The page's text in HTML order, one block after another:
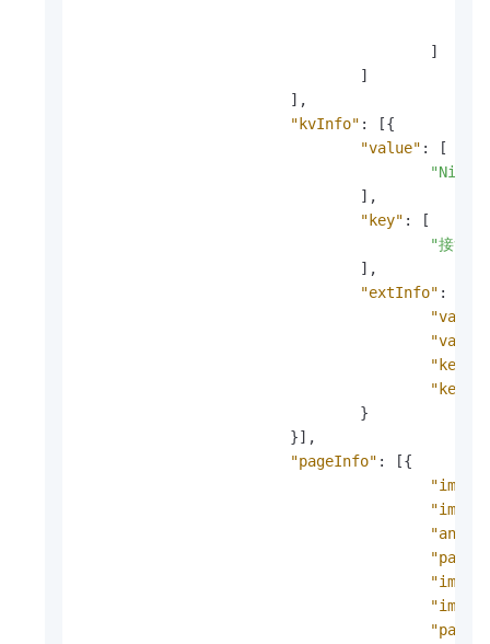
]
]
] ,
"kvInfo" : [{
"value" :
[
] ,
"key" :
[
"接货地
] ,
"extInfo" :
}
}] ,
"pageInfo" : [{
"angle"